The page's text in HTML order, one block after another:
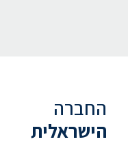
החברה
הישראלית